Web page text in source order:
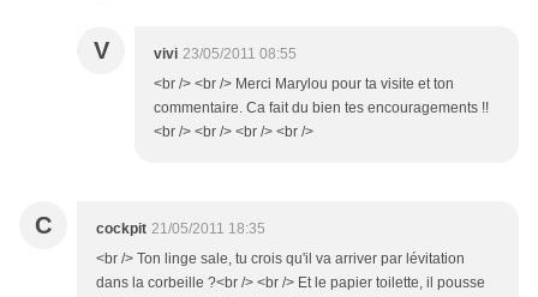
V vivi 23/05/2011 08:55
<br /> <br /> Merci Marylou pour ta visite et ton
commentaire. Ca fait du bien tes encouragements !!
<br /> <br /> <br /> <br />
C cockpit 21/05/2011 18:35
<br /> Ton linge sale, tu crois qu'il va arriver par lévitation
dans la corbeille ?<br /> <br /> Et le papier toilette, il pousse